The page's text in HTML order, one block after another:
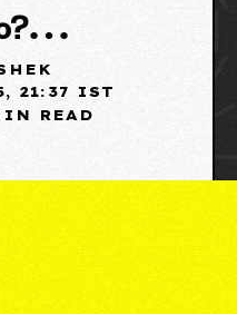
2025, 21:37 IST
READ